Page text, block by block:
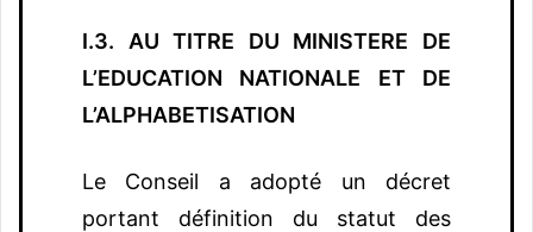
I.3. AU TITRE DU MINISTERE DE
L’EDUCATION NATIONALE ET DE
L’ALPHABETISATION
Le Conseil a adopté un décret
portant définition du statut des